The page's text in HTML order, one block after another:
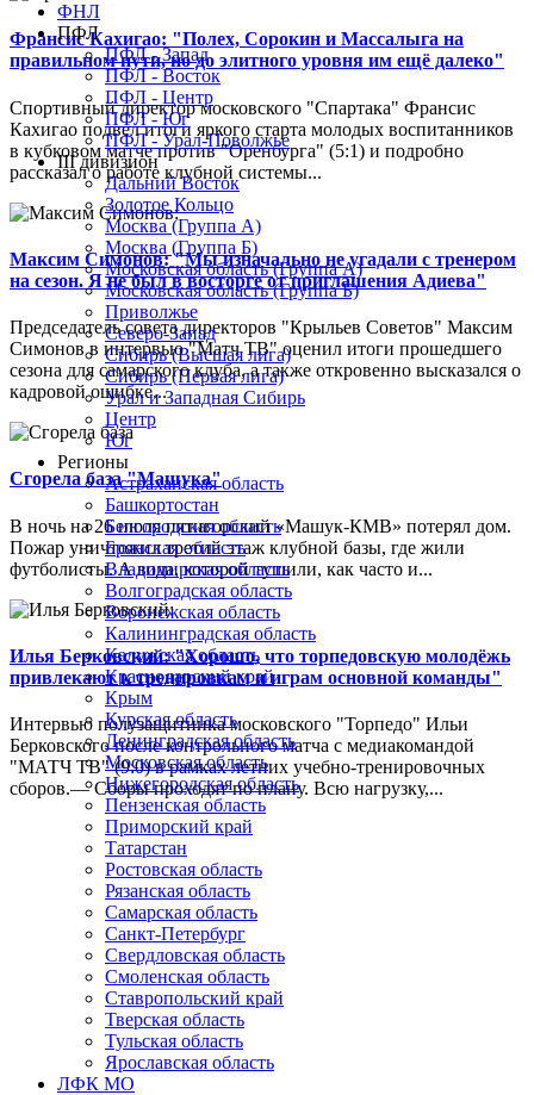
Франсис Кахигао: "Полех, Сорокин и Массалыга на
правильном пути, но до элитного уровня им ещё далеко"
Спортивный директор московского "Спартака" Франсис
Кахигао подвел итоги яркого старта молодых воспитанников
в кубковом матче против "Оренбурга" (5:1) и подробно
рассказал о работе клубной системы...
Максим Симонов: "Мы изначально не угадали с тренером
на сезон. Я не был в восторге от приглашения Адиева"
Председатель совета директоров "Крыльев Советов" Максим
Симонов в интервью "Матч ТВ" оценил итоги прошедшего
сезона для самарского клуба, а также откровенно высказался о
кадровой ошибке...
Сгорела база "Машука"
В ночь на 26 июля пятигорский «Машук-КМВ» потерял дом.
Пожар уничтожил третий этаж клубной базы, где жили
футболисты. А вода, которой тушили, как часто и...
Илья Берковский: "Хорошо, что торпедовскую молодёжь
привлекают к тренировкам и играм основной команды"
Интервью полузащитника московского "Торпедо" Ильи
Берковского после контрольного матча с медиакомандой
"МАТЧ ТВ" (9:0) в рамках летних учебно-тренировочных
сборов.— Сборы проходят по плану. Всю нагрузку,...
ФНЛ
ПФЛ
ПФЛ - Запад
ПФЛ - Восток
ПФЛ - Центр
ПФЛ - Юг
ПФЛ - Урал-Поволжье
III дивизион
Дальний Восток
Золотое Кольцо
Москва (Группа А)
Москва (Группа Б)
Московская область (Группа А)
Московская область (Группа Б)
Приволжье
Северо-Запад
Сибирь (Высшая лига)
Сибирь (Первая лига)
Урал и Западная Сибирь
Центр
Юг
Регионы
Астраханская область
Башкортостан
Белгородская область
Брянская область
Владимирская область
Волгоградская область
Воронежская область
Калининградская область
Калужская область
Краснодарский край
Крым
Курская область
Ленинградская область
Московская область
Нижегородская область
Пензенская область
Приморский край
Татарстан
Ростовская область
Рязанская область
Самарская область
Санкт-Петербург
Свердловская область
Смоленская область
Ставропольский край
Тверская область
Тульская область
Ярославская область
ЛФК МО